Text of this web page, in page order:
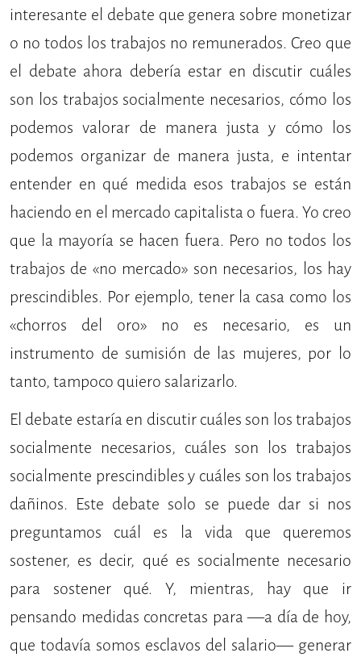
interesante el debate que genera sobre monetizar
o no todos los trabajos no remunerados. Creo que
el debate ahora debería estar en discutir cuáles
son los trabajos socialmente necesarios, cómo los
podemos valorar de manera justa y cómo los
podemos organizar de manera justa, e intentar
entender en qué medida esos trabajos se están
haciendo en el mercado capitalista o fuera. Yo creo
que la mayoría se hacen fuera. Pero no todos los
trabajos de «no mercado» son necesarios, los hay
prescindibles. Por ejemplo, tener la casa como los
«chorros del oro» no es necesario, es un
instrumento de sumisión de las mujeres, por lo
tanto, tampoco quiero salarizarlo.
El debate estaría en discutir cuáles son los trabajos
socialmente necesarios, cuáles son los trabajos
socialmente prescindibles y cuáles son los trabajos
dañinos. Este debate solo se puede dar si nos
preguntamos cuál es la vida que queremos
sostener, es decir, qué es socialmente necesario
para sostener qué. Y, mientras, hay que ir
pensando medidas concretas para —a día de hoy,
que todavía somos esclavos del salario— generar